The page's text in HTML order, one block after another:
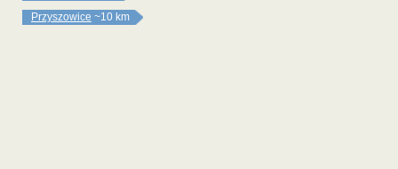
Przyszowice ~10 km